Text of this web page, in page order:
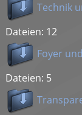
Technik
Dateien: 12
Foyer
Dateien: 5